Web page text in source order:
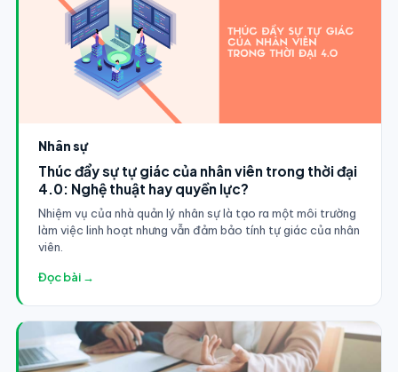
Nhân sự
Thúc đẩy sự tự giác của nhân viên trong thời đại
4.0: Nghệ thuật hay quyền lực?
Nhiệm vụ của nhà quản lý nhân sự là tạo ra một môi trường
làm việc linh hoạt nhưng vẫn đảm bảo tính tự giác của nhân
viên.
Đọc bài →